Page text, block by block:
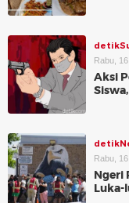
Rabu,
Aksi
Rabu,
Ngeri
Luka-